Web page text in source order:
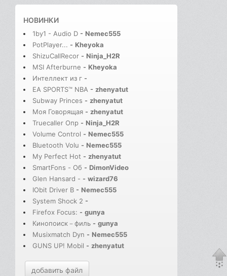
НОВИНКИ
1by1 - Audio D - Nemec555
PotPlayer... - Kheyoka
ShizuCallRecor - Ninja_H2R
MSI Afterburne - Kheyoka
Интеллект из г -
EA SPORTS™ NBA - zhenyatut
Subway Princes - zhenyatut
Моя Говорящая - zhenyatut
Truecaller Опр - Ninja_H2R
Volume Control - Nemec555
Bluetooth Volu - Nemec555
My Perfect Hot - zhenyatut
SmartFons - Об - DimonVideo
Glen Hansard - - wizard76
IObit Driver B - Nemec555
System Shock 2 -
Firefox Focus: - gunya
Кинопоиск－филь - gunya
Musixmatch Dyn - Nemec555
GUNS UP! Mobil - zhenyatut
добавить файл